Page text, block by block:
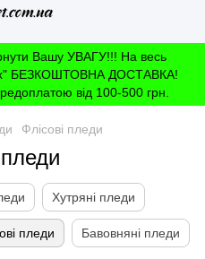
Вашу УВАГУ!!! На весь
БЕЗКОШТОВНА ДОСТАВКА!
від 100-500 грн.
Флісові пледи
Хутряні пледи
пледи Бавовняні пледи